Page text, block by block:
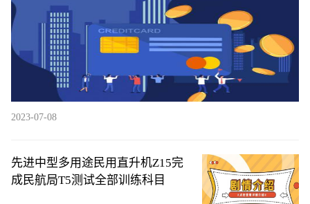
2023-07-08
先进中型多用途民用直升机Z15完
成民航局T5测试全部训练科目